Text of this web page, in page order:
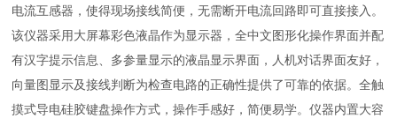
电流互感器，使得现场接线简便，无需断开电流回路即可直接接入。
该仪器采用大屏幕彩色液晶作为显示器，全中文图形化操作界面并配
有汉字提示信息、多参量显示的液晶显示界面，人机对话界面友好，
向量图显示及接线判断为检查电路的正确性提供了可靠的依据。全触
摸式导电硅胶键盘操作方式，操作手感好，简便易学。仪器内置大容